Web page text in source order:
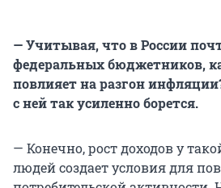
— Учитывая, что в России
федеральных бюджетников,
повлияет на разгон
с ней так усиленно борется.
— Конечно, рост доходов у
людей создает условия для